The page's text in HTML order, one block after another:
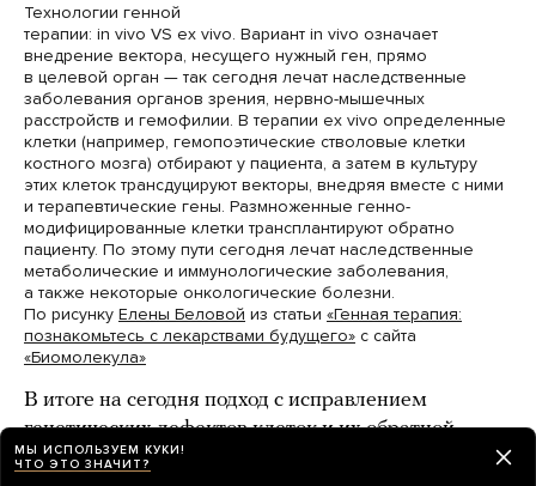
Технологии генной
терапии: in vivo VS ex vivo. Вариант in vivo означает
внедрение вектора, несущего нужный ген, прямо
в целевой орган — так сегодня лечат наследственные
заболевания органов зрения, нервно-мышечных
расстройств и гемофилии. В терапии ex vivo определенные
клетки (например, гемопоэтические стволовые клетки
костного мозга) отбирают у пациента, а затем в культуру
этих клеток трансдуцируют векторы, внедряя вместе с ними
и терапевтические гены. Размноженные генно-
модифицированные клетки трансплантируют обратно
пациенту. По этому пути сегодня лечат наследственные
метаболические и иммунологические заболевания,
а также некоторые онкологические болезни.
По рисунку Елены Беловой из статьи «Генная терапия:
познакомьтесь с лекарствами будущего» с сайта
«Биомолекула»
В итоге на сегодня подход с исправлением
генетических дефектов клеток и их обратной
инъекцией в организм пациента дал уже
МЫ ИСПОЛЬЗУЕМ КУКИ!
ЧТО ЭТО ЗНАЧИТ?